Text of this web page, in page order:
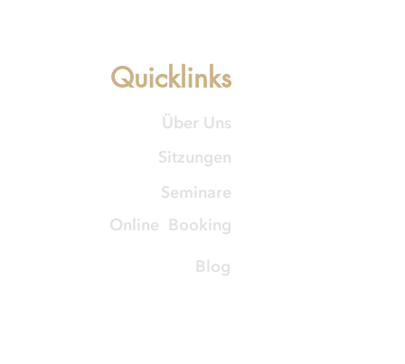
Quicklinks
Über Uns
Sitzungen
Seminare
Online Booking
Blog